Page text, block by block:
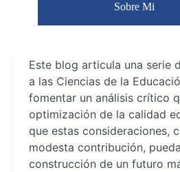
Sobre Mi
Este blog articula una serie
a las Ciencias de la
fomentar un análisis crítico
optimización de la calidad
que estas consideraciones,
modesta contribución,
construcción de un futuro